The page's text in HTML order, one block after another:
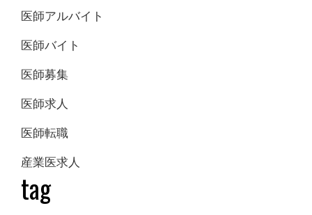
医師アルバイト
医師バイト
医師募集
医師求人
医師転職
産業医求人
tag